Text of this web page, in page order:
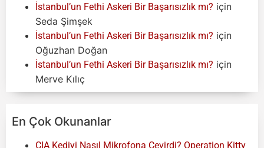
İstanbul’un Fethi Askeri Bir Başarısızlık mı? için
Seda Şimşek
İstanbul’un Fethi Askeri Bir Başarısızlık mı? için
Oğuzhan Doğan
İstanbul’un Fethi Askeri Bir Başarısızlık mı? için
Merve Kılıç
En Çok Okunanlar
CIA Kediyi Nasıl Mikrofona Çevirdi? Operation Kitty